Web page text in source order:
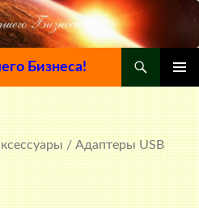
Бизнеса!
МЕНЮ
/ Адаптеры USB